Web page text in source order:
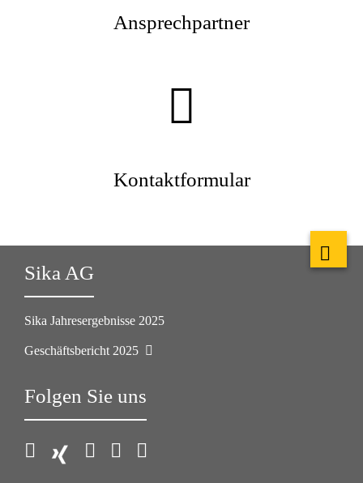
Ansprechpartner
Kontaktformular
Sika AG
Sika Jahresergebnisse 2025
Geschäftsbericht 2025
Folgen Sie uns